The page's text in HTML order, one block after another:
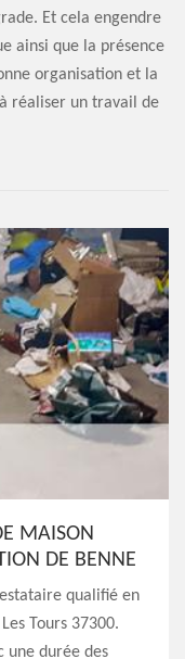
Et cela engendre
ainsi que la présence
organisation et la
réaliser un travail de
MAISON
DE BENNE
qualifié en
Tours 37300.
une durée des